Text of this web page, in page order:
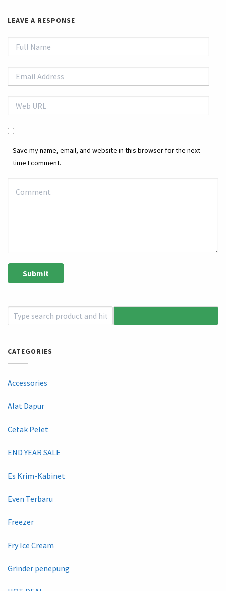
LEAVE A RESPONSE
Save my name, email, and website in this browser for the next
time I comment.
CATEGORIES
Accessories
Alat Dapur
Cetak Pelet
END YEAR SALE
Es Krim-Kabinet
Even Terbaru
Freezer
Fry Ice Cream
Grinder penepung